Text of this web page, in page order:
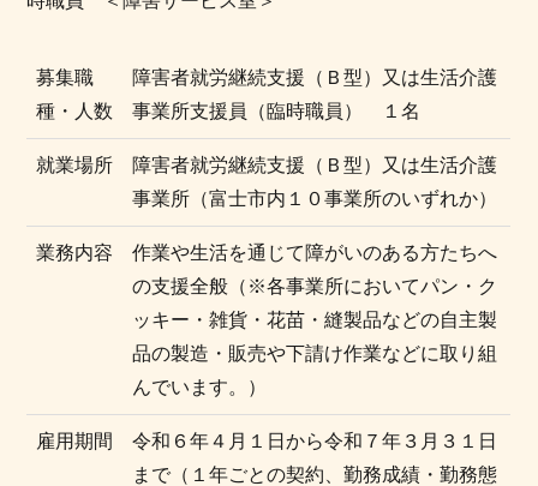
募集職
種・人数
障害者就労継続支援（Ｂ型）又は生活介護
事業所支援員（臨時職員） １名
就業場所
障害者就労継続支援（Ｂ型）又は生活介護
事業所（富士市内１０事業所のいずれか）
業務内容
作業や生活を通じて障がいのある方たちへ
の支援全般（※各事業所においてパン・ク
ッキー・雑貨・花苗・縫製品などの自主製
品の製造・販売や下請け作業などに取り組
んでいます。）
雇用期間
令和６年４月１日から令和７年３月３１日
まで（１年ごとの契約、勤務成績・勤務態